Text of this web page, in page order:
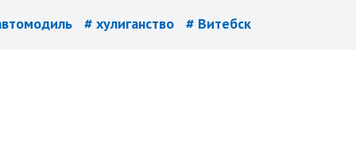
# хулиганство # Витебск